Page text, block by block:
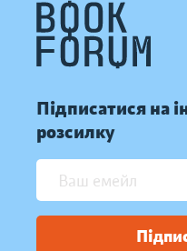
Підписатися на
розсилку